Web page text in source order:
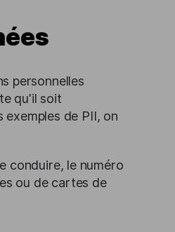
personnelles
qu'il soit
exemples de PII, on
conduire, le numéro
ou de cartes de